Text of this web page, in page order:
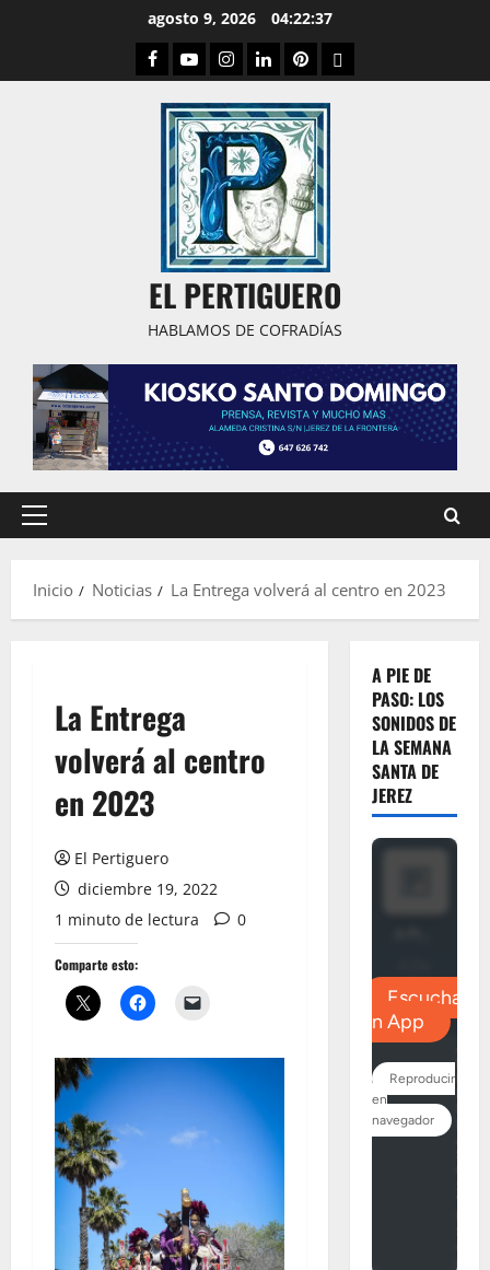
agosto 9, 2026 04:22:38
Facebook
YoutubeInstagram
LinkedPinterestDribbble
EL PERTIGUERO
HABLAMOS DE COFRADÍAS
Menú
Inicio
Noticias La Entrega volverá al centro en 2023
La Entrega
volverá al centro
en 2023
El Pertiguero
diciembre 19, 2022
1 minuto de lectura
0
Comparte esto:
A PIE DE
PASO: LOS
SONIDOS DE
LA SEMANA
SANTA DE
JEREZ